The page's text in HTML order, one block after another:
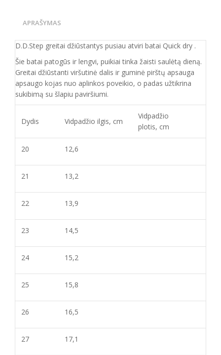
APRAŠYMAS
D.D.Step greitai džiūstantys pusiau atviri batai Quick dry .
Šie batai patogūs ir lengvi, puikiai tinka žaisti saulėtą dieną.
Greitai džiūstanti viršutinė dalis ir guminė pirštų apsauga
apsaugo kojas nuo aplinkos poveikio, o padas užtikrina
sukibimą su šlapiu paviršiumi.
Dydis Vidpadžio ilgis, cm
Vidpadžio
plotis, cm
20 12,6
21 13,2
22 13,9
23 14,5
24 15,2
25 15,8
26 16,5
27 17,1